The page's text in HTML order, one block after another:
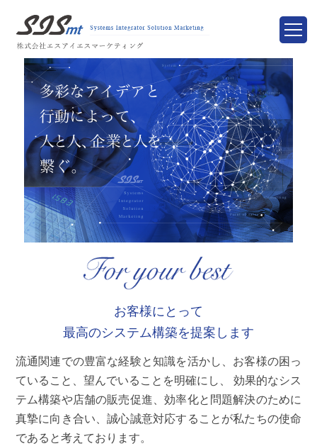
お客様にとって
最高のシステム構築を提案します
流通関連での豊富な経験と知識を活かし、お客様の困っ
ていること、望んでいることを明確にし、 効果的なシス
テム構築や店舗の販売促進、効率化と問題解決のために
真摯に向き合い、誠心誠意対応することが私たちの使命
であると考えております。